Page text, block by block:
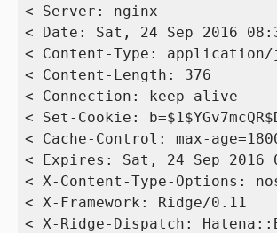
< Server: nginx
< Date: Sat, 24 Sep 2016
< Content-Type:
< Content-Length: 376
< Connection: keep-alive
< Set-Cookie:
< Cache-Control: max-
< Expires: Sat, 24 Sep 2016
< X-Content-Type-Options:
< X-Framework: Ridge/0.11
< X-Ridge-Dispatch: